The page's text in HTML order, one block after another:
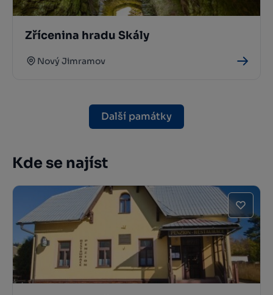
Zřícenina hradu Skály
Nový Jimramov
Další památky
Kde se najíst